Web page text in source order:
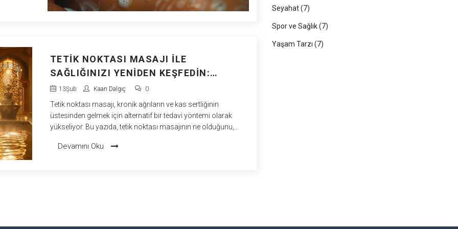
TETIK NOKTASI MASAJI ILE
SAĞLIĞINIZI YENIDEN KEŞFEDIN:
ALTERNATIF TEDAVILERDE YENI ÇIĞIR
13Şub Kaan Dalgıç 0
Tetik noktası masajı, kronik ağrıların ve kas sertliğinin
üstesinden gelmek için alternatif bir tedavi yöntemi olarak
yükseliyor. Bu yazıda, tetik noktası masajının ne olduğunu,
ele aldık. Aynı zamanda, bu masaj tekniğini günlük yaşantınıza
Devamını Oku
Seyahat(7)
Spor ve Sağlık(7)
Yaşam Tarzı (7)